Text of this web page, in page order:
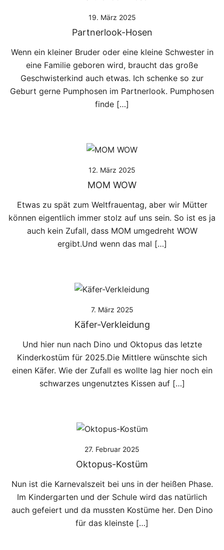
19. März 2025
Partnerlook-Hosen
Wenn ein kleiner Bruder oder eine kleine Schwester in
eine Familie geboren wird, braucht das große
Geschwisterkind auch etwas. Ich schenke so zur
Geburt gerne Pumphosen im Partnerlook. Pumphosen
finde […]
12. März 2025
MOM WOW
Etwas zu spät zum Weltfrauentag, aber wir Mütter
können eigentlich immer stolz auf uns sein. So ist es ja
auch kein Zufall, dass MOM umgedreht WOW
ergibt.Und wenn das mal […]
7. März 2025
Käfer-Verkleidung
Und hier nun nach Dino und Oktopus das letzte
Kinderkostüm für 2025.Die Mittlere wünschte sich
einen Käfer. Wie der Zufall es wollte lag hier noch ein
schwarzes ungenutztes Kissen auf […]
27. Februar 2025
Oktopus-Kostüm
Nun ist die Karnevalszeit bei uns in der heißen Phase.
Im Kindergarten und der Schule wird das natürlich
auch gefeiert und da mussten Kostüme her. Den Dino
für das kleinste […]